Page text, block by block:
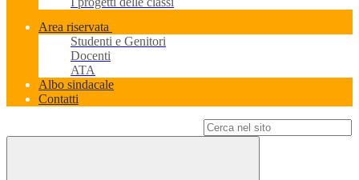
Area riservata
Studenti e Genitori
Docenti
ATA
Albo sindacale
Contatti